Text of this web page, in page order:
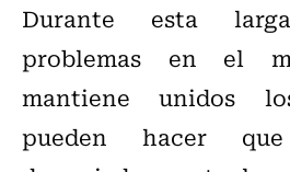
Durante esta
problemas en el
mantiene unidos
pueden hacer